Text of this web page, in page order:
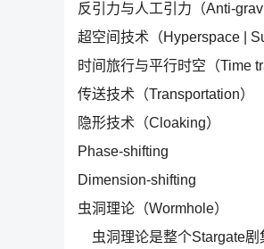
反引力与人工引力（Anti-
超空间技术（Hyperspace |
时间旅行与平行时空（Time
传送技术（Transportation）
隐形技术（Cloaking）
Phase-shifting
Dimension-shifting
虫洞理论（Wormhole）
虫洞理论是整个Stargate